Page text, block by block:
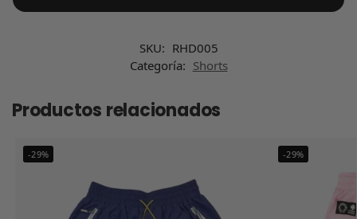
SKU: RHD005
Categoría: Shorts
Productos relacionados
-29% -29%